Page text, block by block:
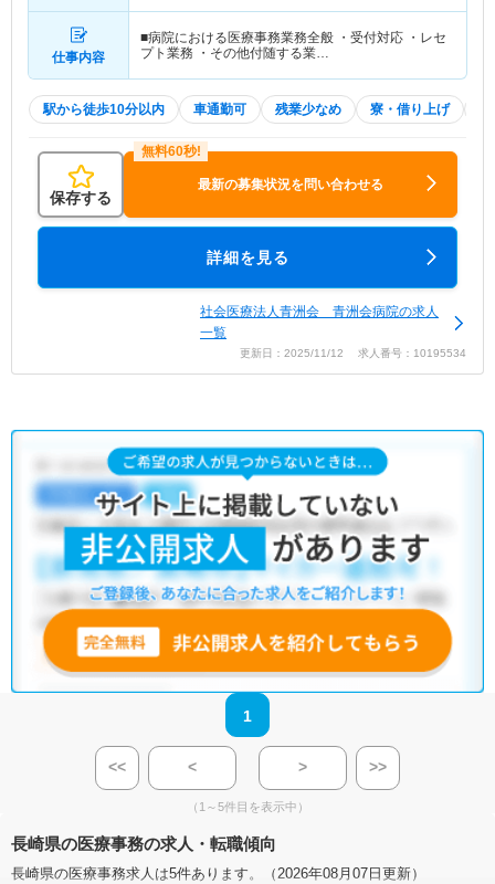
仕事内容
■病院における医療事務業務全般 ・受付対応 ・レセ
プト業務 ・その他付随する業…
駅から徒歩10分以内 車通勤可 残業少なめ 寮・借り上げ
保存する
最新の募集状況を問い合わせる
詳細を見る
社会医療法人青洲会 青洲会病院の求人
一覧
更新日：2025/11/12 求人番号：10195534
1
<< < > >>
（1～5件目を表示中）
長崎県の医療事務の求人・転職傾向
長崎県の医療事務求人は5件あります。（2026年08月07日更新）